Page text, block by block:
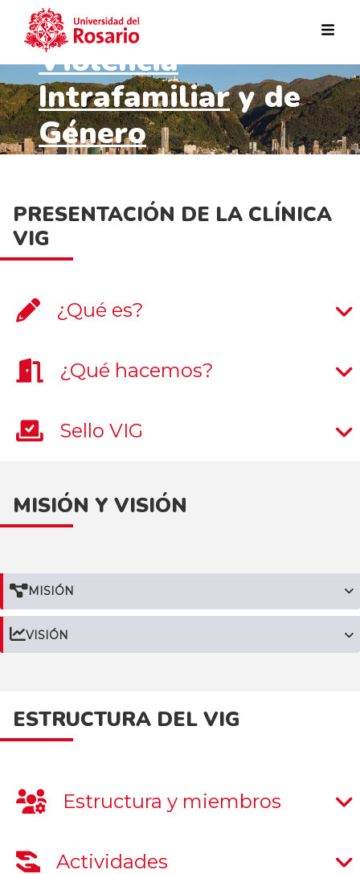
Pasar al contenido principal
contra la
Violencia
Intrafamiliary de
Género
PRESENTACIÓN DE LA CLÍNICA
VIG
¿Qué es?
¿Qué hacemos?
Sello VIG
MISIÓN Y VISIÓN
MISIÓN
VISIÓN
ESTRUCTURA DEL VIG
Estructura y miembros
Actividades